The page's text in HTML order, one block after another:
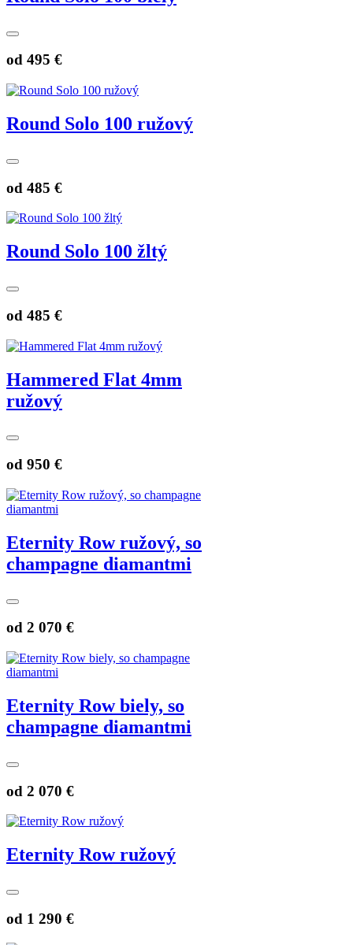
od 495 €
Round Solo 100 ružový
od 485 €
Round Solo 100 žltý
od 485 €
Hammered Flat 4mm
ružový
od 950 €
Eternity Row ružový, so
champagne diamantmi
od 2 070 €
Eternity Row biely, so
champagne diamantmi
od 2 070 €
Eternity Row ružový
od 1 290 €